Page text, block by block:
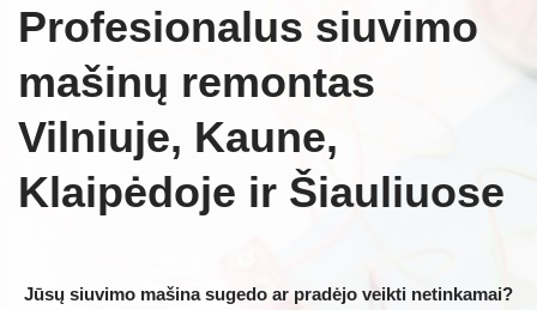
Profesionalus siuvimo
mašinų remontas
Vilniuje, Kaune,
Klaipėdoje ir Šiauliuose
Jūsų siuvimo mašina sugedo ar pradėjo veikti netinkamai?